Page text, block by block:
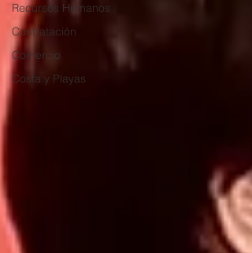
Recursos Humanos
Contratación
Comercio
Costa y Playas